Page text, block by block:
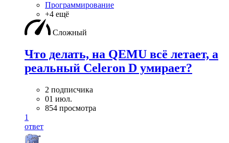
Программирование
+4 ещё
Сложный
Что делать, на QEMU всё летает, а
реальный Celeron D умирает?
2 подписчика
01 июл.
854 просмотра
1
ответ